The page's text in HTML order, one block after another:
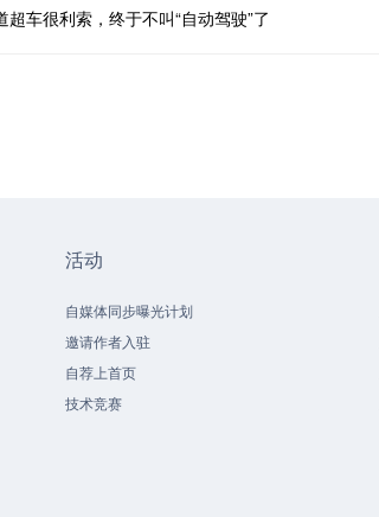
车很利索，终于不叫“自动驾驶”了
活动
自媒体同步曝光计划
邀请作者入驻
自荐上首页
技术竞赛